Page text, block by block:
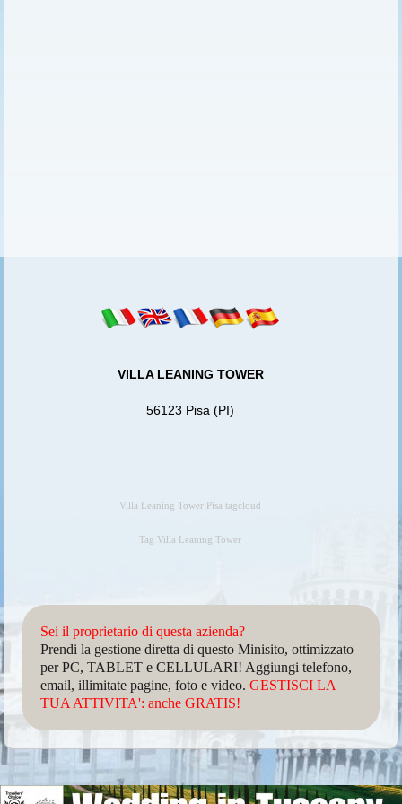
VILLA LEANING TOWER
56123 Pisa (PI)
Villa Leaning Tower Pisa tagcloud
Tag Villa Leaning Tower
Sei il proprietario di questa azienda?
Prendi la gestione diretta di questo Minisito, ottimizzato
per PC, TABLET e CELLULARI! Aggiungi telefono,
email, illimitate pagine, foto e video.GESTISCI LA
TUA ATTIVITA': anche GRATIS!